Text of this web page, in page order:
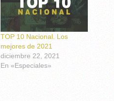
TOP 10 Nacional. Los
mejores de 2021
diciembre 22, 2021
En «Especiales»